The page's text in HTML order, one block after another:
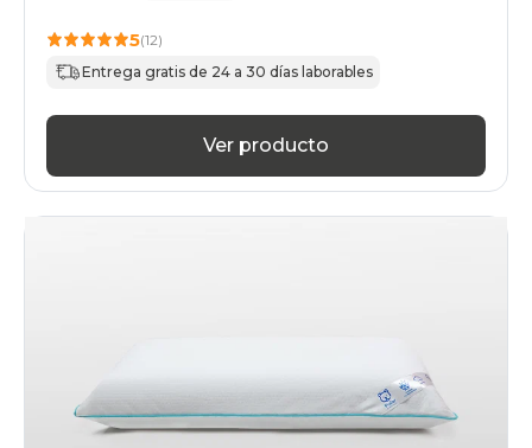
5(12)
Entrega gratis de 24 a 30 días laborables
Ver producto